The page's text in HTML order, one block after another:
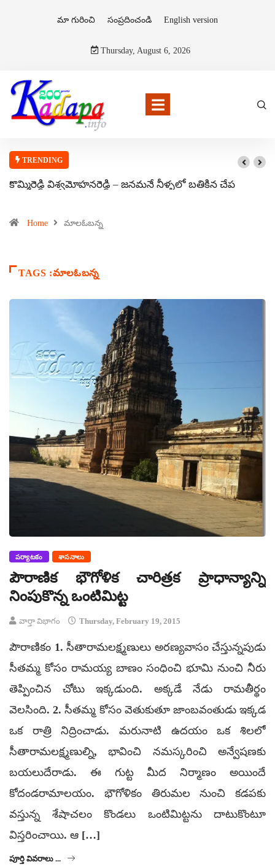
మా గురించి సంప్రదించండి English version
Thursday, August 6, 2026
TRENDING
కొమ్మిరెడ్డి విశ్వమోహనరెడ్డి – జనమనే నీళ్ళలో బతికిన చేప
Home మాలఓబన్న
TAGS :మాలఓబన్న
పర్యాటకం శాసనాలు
పౌరాణిక భౌగోళిక చారిత్రక ప్రాధాన్యాన్ని
నింపుకొన్న ఒంటిమిట్ట
వార్తా విభాగం Thursday, February 19, 2015
పౌరాణికం 1. సీతారామలక్ష్మణులు అరణ్యవాసం చేస్తున్నపుడు
సీతమ్మ కోసం రామయ్య బాణం సంధించి భూమి నుంచి నీరు
తెప్పించిన చోటు ఇక్కడుంది. అక్కడే నేడు రామతీర్థం
వెలసింది. 2. సీతమ్మ కోసం వెతుకుతూ జాంబవంతుడు ఇక్కడ
ఒక రాత్రి నిద్రించాడు. మరునాటి ఉదయం ఒక శిలలో
సీతారామలక్ష్మణుల్ని, భావించి నమస్కరించి అన్వేషణకు
బయలుదేరాడు. ఈ గుట్ట మీద నిర్మాణం అయిందే
కోదండరామాలయం. భౌగోళికం తిరుమల నుంచి కడపకు
వస్తున్న శేషాచలం కొండలు ఒంటిమిట్టను దాటుకొంటూ
విస్తరించాయి. ఆ […]
పూర్తి వివరాలు ...